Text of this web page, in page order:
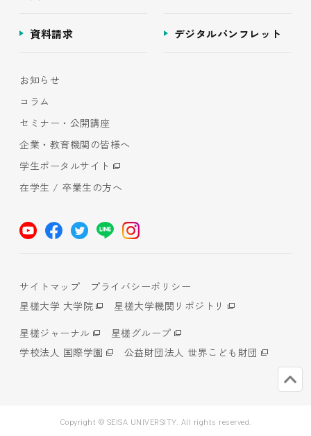
資料請求 デジタルパンフレット
お知らせ
コラム
セミナー・公開講座
企業・教育機関の皆様へ
学生ポータルサイト
在学生 / 卒業生の方へ
サイトマップ
プライバシーポリシー
星槎大学 大学院
星槎大学機関リポジトリ
星槎ジャーナル
星槎グループ
学校法人 国際学園
公益財団法人 世界こども財団
Copyright © SEISA UNIVERSITY. All rights reserved.